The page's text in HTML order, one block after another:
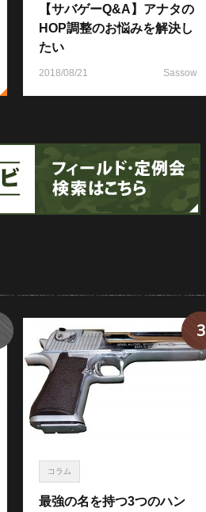
【サバゲーQ&A】アナタの
HOP調整のお悩みを解決し
たい
2018/08/21 Sassow
コラム
最強の名を持つ3つのハン
3